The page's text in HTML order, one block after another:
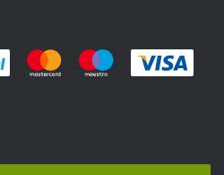
Je rekent gemakkelijk af met Paypal
Je rekent gemakkelijk af met
Je rekent